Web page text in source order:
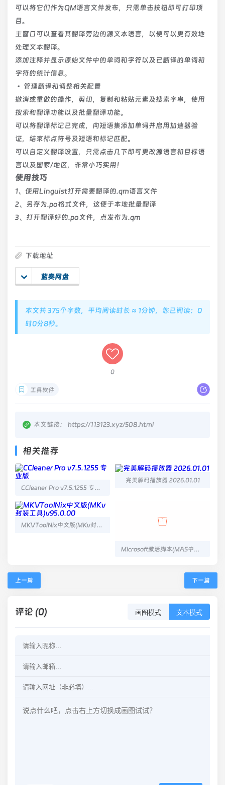
可以将它们作为QM语言文件发布，只需单击按钮即可打印项
目。
主窗口可以查看其翻译旁边的源文本语言，以便可以更有效地
处理文本翻译。
添加注释并显示原始文件中的单词和字符以及已翻译的单词和
字符的统计信息。
• 管理翻译和调整相关配置
撤消或重做的操作，剪切，复制和粘贴元素及搜索字串，使用
搜索和翻译功能以及批量翻译功能。
可以将翻译标记已完成，向短语集添加单词并启用加速器验
证，结束标点符号及短语和标记匹配。
可以自定义翻译设置，只需点击几下即可更改源语言和目标语
言以及国家/地区，非常小巧实用！
使用技巧
1、使用Linguist打开需要翻译的.qm语言文件
2、另存为.po格式文件，这便于本地批量翻译
3、打开翻译好的.po文件，点发布为.qm
下载地址
蓝奏网盘
本文共 375个字数，平均阅读时长 ≈ 1分钟，您已阅读：0
时0分8秒。
0
工具软件
本文链接： https://113123.xyz/508.html
相关推荐
CCleaner Pro v7.5.1255 专业版
完美解码播放器 2026.01.01
MKVToolNix中文版(MKv封装工具)v95.0.00
Microsoft激活脚本(MAS中文版) v3.7 汉化版
上一篇 下一篇
评论 (0) 画图模式 文本模式